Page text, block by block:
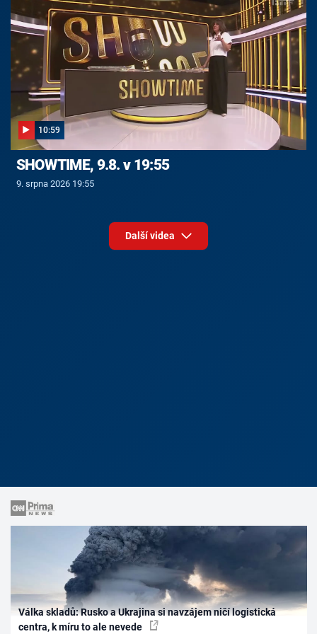
10:59
SHOWTIME, 9.8. v 19:55
9. srpna 2026 19:55
Další videa
Válka skladů: Rusko a Ukrajina si navzájem ničí logistická
centra, k míru to ale nevede